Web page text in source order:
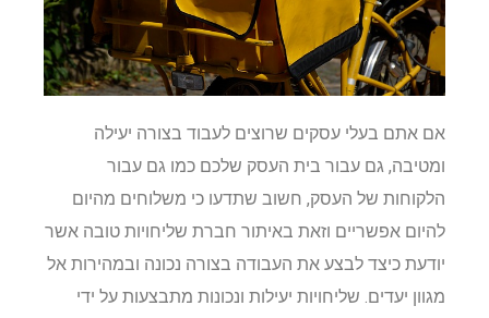
אם אתם בעלי עסקים שרוצים לעבוד בצורה יעילה
ומטיבה, גם עבור בית העסק שלכם כמו גם עבור
הלקוחות של העסק, חשוב שתדעו כי משלוחים מהיום
להיום אפשריים וזאת באיתור חברת שליחויות טובה אשר
יודעת כיצד לבצע את העבודה בצורה נכונה ובמהירות אל
מגוון יעדים. שליחויות יעילות ונכונות מתבצעות על ידי